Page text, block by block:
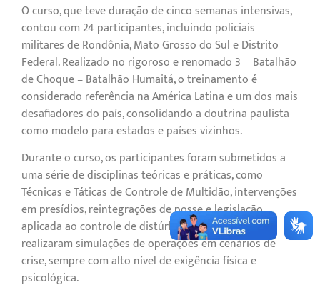
O curso, que teve duração de cinco semanas intensivas,
contou com 24 participantes, incluindo policiais
militares de Rondônia, Mato Grosso do Sul e Distrito
Federal. Realizado no rigoroso e renomado 3º Batalhão
de Choque – Batalhão Humaitá, o treinamento é
considerado referência na América Latina e um dos mais
desafiadores do país, consolidando a doutrina paulista
como modelo para estados e países vizinhos.
Durante o curso, os participantes foram submetidos a
uma série de disciplinas teóricas e práticas, como
Técnicas e Táticas de Controle de Multidão, intervenções
em presídios, reintegrações de posse e legislação
aplicada ao controle de distúrbios civis. Além disso,
realizaram simulações de operações em cenários de
crise, sempre com alto nível de exigência física e
psicológica.